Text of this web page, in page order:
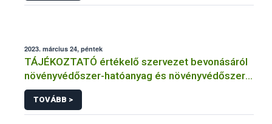
2023. március 24, péntek
TÁJÉKOZTATÓ értékelő szervezet bevonásáról
növényvédőszer-hatóanyag és növényvédőszer
engedélyezésére, továbbá a meglévő engedély
meghosszabbítására vagy módosítására irányuló
eljárásba
TOVÁBB >